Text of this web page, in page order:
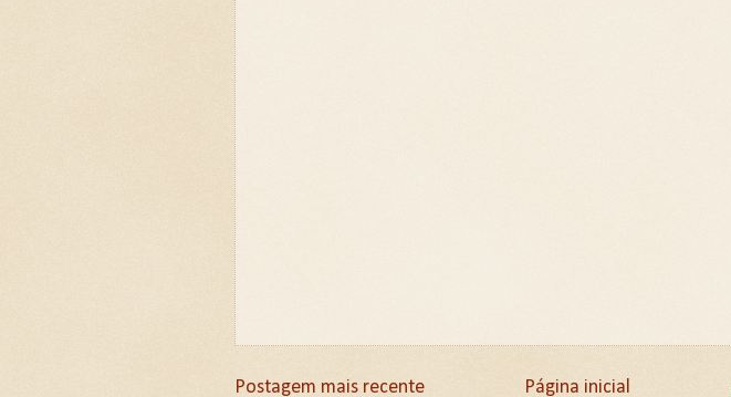
Postagem mais recente Página inicial